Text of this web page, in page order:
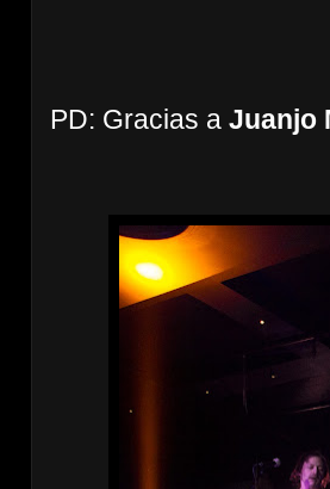
PD: Gracias a Juanjo